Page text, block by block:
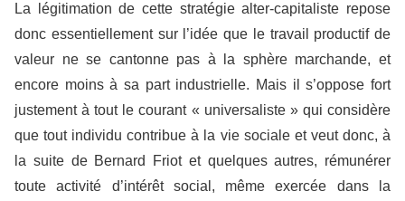
La légitimation de cette stratégie alter-capitaliste repose
donc essentiellement sur l’idée que le travail productif de
valeur ne se cantonne pas à la sphère marchande, et
encore moins à sa part industrielle. Mais il s’oppose fort
justement à tout le courant « universaliste » qui considère
que tout individu contribue à la vie sociale et veut donc, à
la suite de Bernard Friot et quelques autres, rémunérer
toute activité d’intérêt social, même exercée dans la